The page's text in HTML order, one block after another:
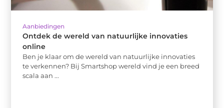
Aanbiedingen
Ontdek de wereld van natuurlijke innovaties
online
Ben je klaar om de wereld van natuurlijke innovaties
te verkennen? Bij Smartshop wereld vind je een breed
scala aan ...